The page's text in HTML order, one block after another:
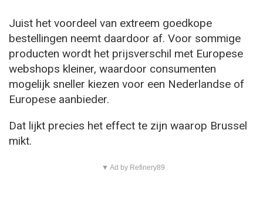
Juist het voordeel van extreem goedkope
bestellingen neemt daardoor af. Voor sommige
producten wordt het prijsverschil met Europese
webshops kleiner, waardoor consumenten
mogelijk sneller kiezen voor een Nederlandse of
Europese aanbieder.
Dat lijkt precies het effect te zijn waarop Brussel
mikt.
▼ Ad by Refinery89